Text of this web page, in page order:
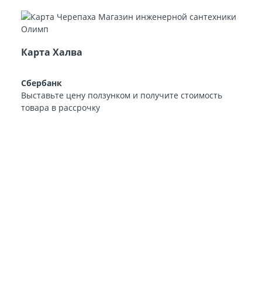
Карта Халва
Сбербанк
Выставьте цену ползунком и получите стоимость
товара в рассрочку